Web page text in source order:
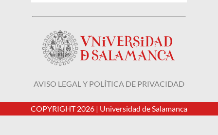
AVISO LEGAL Y POLÍTICA DE PRIVACIDAD
COPYRIGHT 2026 | Universidad de Salamanca